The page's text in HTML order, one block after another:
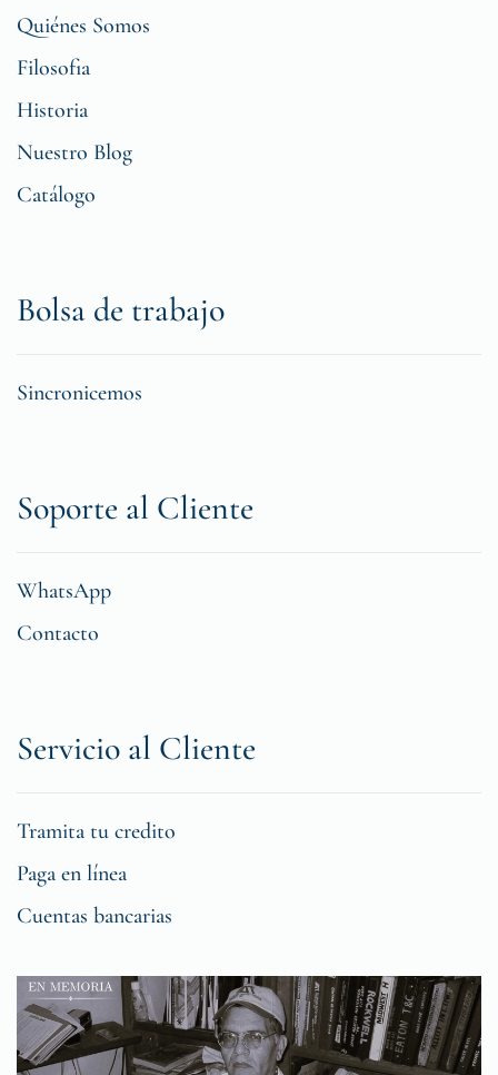
Quiénes Somos
Filosofia
Historia
Nuestro Blog
Catálogo
Bolsa de trabajo
Sincronicemos
Soporte al Cliente
WhatsApp
Contacto
Servicio al Cliente
Tramita tu credito
Paga en línea
Cuentas bancarias